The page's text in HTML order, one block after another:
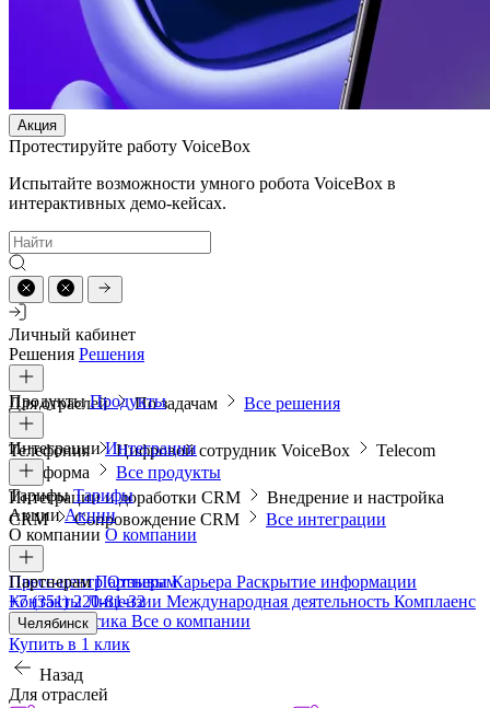
Акция
Протестируйте работу VoiceBox
Испытайте возможности умного робота VoiceBox в
интерактивных демо-кейсах.
Личный кабинет
Решения Решения
Для отраслей По задачам Все решения
ПродуктыПродукты
Телефония Цифровой сотрудник VoiceBox
Telecom
платформа
Все продукты
ИнтеграцииИнтеграции
Интеграции и доработки CRM
Внедрение и настройка
CRM
Сопровождение CRM Все интеграции
ТарифыТарифы
АкцииАкции
О компании О компании
Пресс-центрОтзывыКарьера Раскрытие информации
КонтактыЛицензии Международная деятельность Комплаенс
и деловая этика Все о компании
ПартнерамПартнерам
+7 (351) 220-81-32
Челябинск
Купить в 1 клик
Назад
Для отраслей